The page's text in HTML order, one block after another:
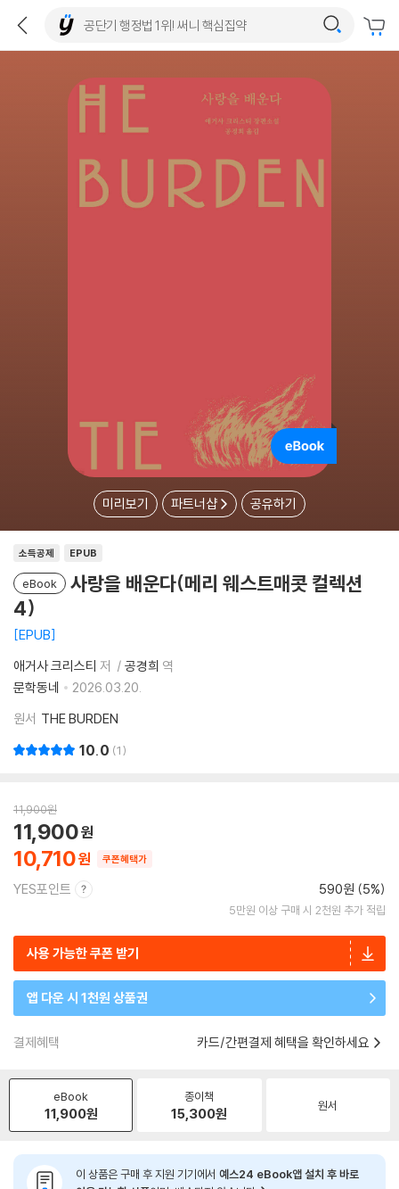
미리보기 파트너샵 공유하기
소득공제 EPUB
eBook
사랑을 배운다(메리 웨스트매콧 컬렉션
4)
EPUB
애거사 크리스티 저 공경희 역
문학동네
2026.03.20.
원서 THE BURDEN
10.0 1
11,900원
10,710
11,900
쿠폰혜택가
YES포인트 590원 (5%)
5만원 이상 구매 시 2천원 추가 적립
사용 가능한 쿠폰 받기
앱 다운 시 1천원 상품권
결제혜택 카드/간편결제 혜택을 확인하세요
eBook
11,900원
종이책
15,300원 원서
이 상품은 구매 후 지원 기기에서 예스24 eBook앱 설치 후 바로